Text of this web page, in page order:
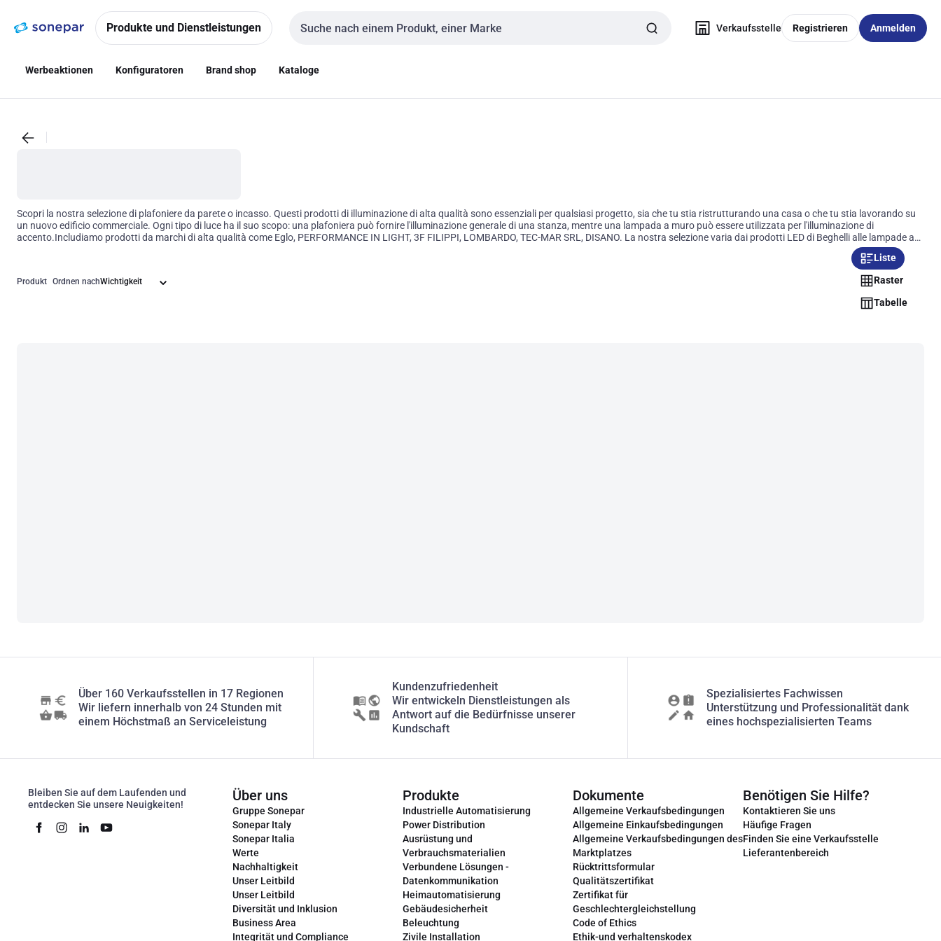
NavigationInhalt
Produkte und Dienstleistungen
Sucheingabe
Verkaufsstelle Registrieren Anmelden
Werbeaktionen Konfiguratoren Brand shop Kataloge
Scopri la nostra selezione di plafoniere da parete o incasso. Questi prodotti di illuminazione di alta qualità sono essenziali per qualsiasi progetto, sia che tu stia ristrutturando una casa o che tu stia lavorando su
un nuovo edificio commerciale. Ogni tipo di luce ha il suo scopo: una plafoniera può fornire l'illuminazione generale di una stanza, mentre una lampada a muro può essere utilizzata per l'illuminazione di
accento.Includiamo prodotti da marchi di alta qualità come Eglo, PERFORMANCE IN LIGHT, 3F FILIPPI, LOMBARDO, TEC-MAR SRL, DISANO. La nostra selezione varia dai prodotti LED di Beghelli alle lampade a
muro di Signify Italy Spa, passando per le plafoniere con funzioni di emergenza autonome di Orbis. Indipendentemente dalle tue esigenze, troverai prodotti di alta qualità da marchi di fiducia.Le plafoniere da
parete o incasso sono una scelta versatile per la maggior parte dei progetti di illuminazione. Offrono una luce diffusa che può illuminare un'intera stanza e possono essere facilmente integrate in qualsiasi design
di interno. Sia che tu stia cercando di creare un'atmosfera accogliente in un soggiorno o che tu abbia bisogno di illuminazione funzionale in un ufficio, queste luci possono fornire la soluzione che stai cercando.
Ricorda, la scelta giusta dell'illuminazione può fare una grande differenza nel tuo progetto.
Produkt Ordnen nach
Liste
Raster
Tabelle
Über 160 Verkaufsstellen in 17 Regionen
Wir liefern innerhalb von 24 Stunden mit
einem Höchstmaß an Serviceleistung
Kundenzufriedenheit
Wir entwickeln Dienstleistungen als
Antwort auf die Bedürfnisse unserer
Kundschaft
Spezialisiertes Fachwissen
Unterstützung und Professionalität dank
eines hochspezialisierten Teams
Bleiben Sie auf dem Laufenden und
entdecken Sie unsere Neuigkeiten!
Über uns
Gruppe Sonepar
Sonepar Italy
Sonepar Italia
Werte
Nachhaltigkeit
Unser Leitbild
Unser Leitbild
Diversität und Inklusion
Business Area
Integrität und Compliance
Produkte
Industrielle Automatisierung
Power Distribution
Ausrüstung und
Verbrauchsmaterialien
Verbundene Lösungen -
Datenkommunikation
Heimautomatisierung
Gebäudesicherheit
Beleuchtung
Zivile Installation
Dokumente
Allgemeine Verkaufsbedingungen
Allgemeine Einkaufsbedingungen
Allgemeine Verkaufsbedingungen des
Marktplatzes
Rücktrittsformular
Qualitätszertifikat
Zertifikat für
Geschlechtergleichstellung
Code of Ethics
Ethik-und verhaltenskodex
Benötigen Sie Hilfe?
Kontaktieren Sie uns
Häufige Fragen
Finden Sie eine Verkaufsstelle
Lieferantenbereich